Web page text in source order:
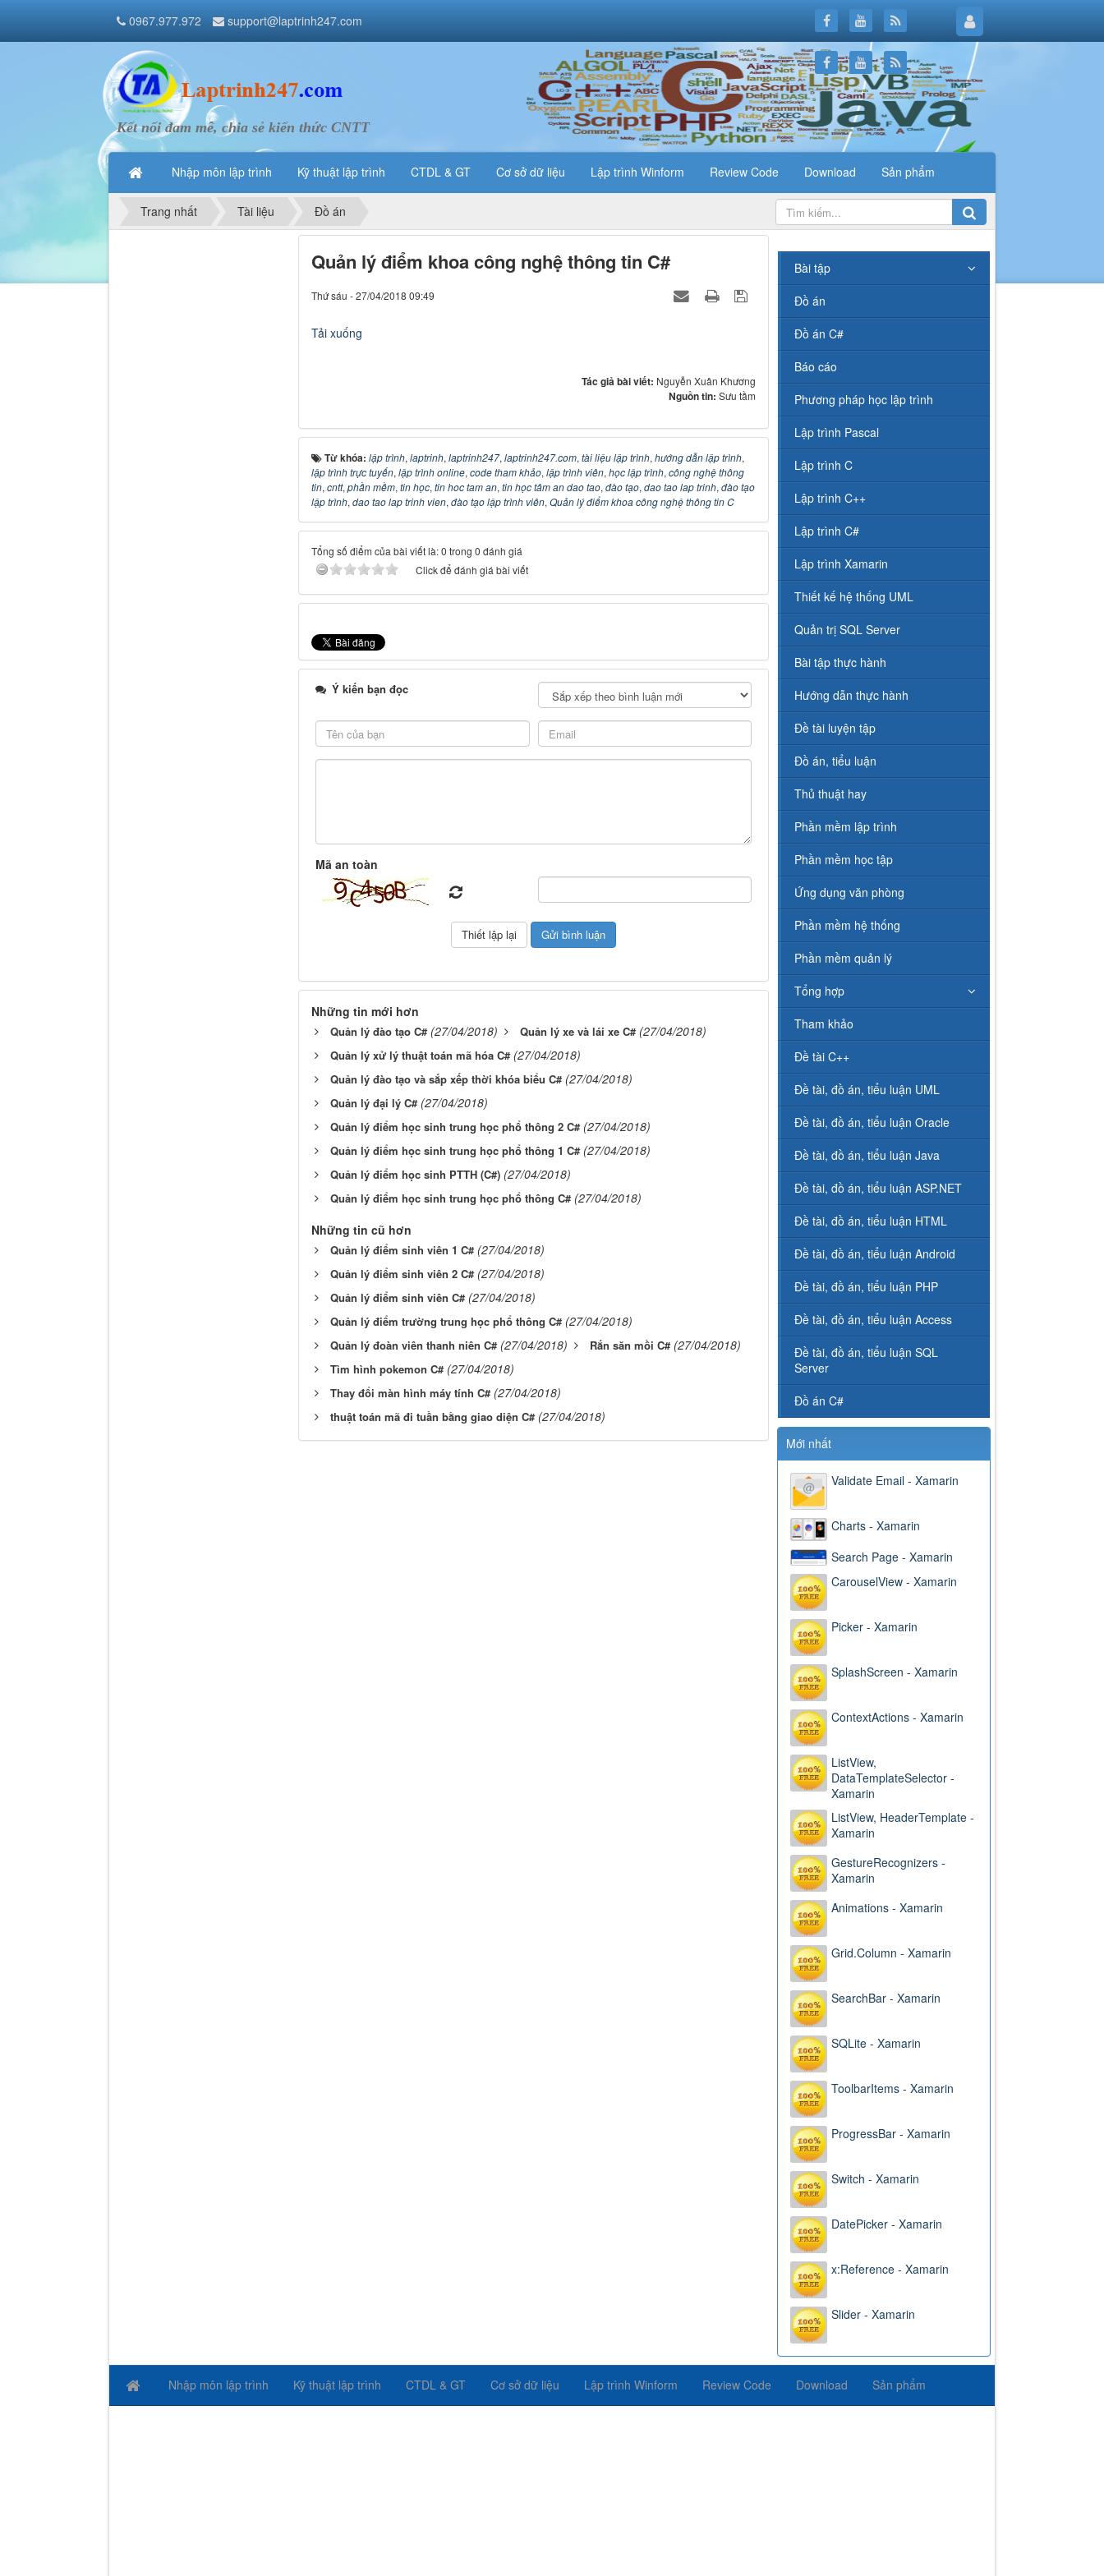
Kết nối đam mê, chia sẻ kiến thức CNTT
Nhập môn lập trình Kỹ thuật lập trình CTDL & GT Cơ sở dữ liệu Lập trình Winform Review Code Download Sản phẩm
0967.977.972 support@laptrinh247.com
Trang nhất Tài liệu Đồ án
Quản lý điểm khoa công nghệ thông tin C#
Thứ sáu - 27/04/2018 09:49
Tải xuống
Tác giả bài viết: Nguyễn Xuân Khương
Nguồn tin:Sưu tầm
Từ khóa: lập trình, laptrinh, laptrinh247, laptrinh247.com, tài liệu lập trình, hướng dẫn lập trình,
lập trình trực tuyến, lập trình online, code tham khảo, lập trình viên, học lập trình, công nghệ thông
tin, cntt, phần mềm, tin học, tin hoc tam an, tin học tâm an dao tao, đào tạo, dao tao lap trinh, đào tạo
lập trình, dao tao lap trinh vien, đào tạo lập trình viên, Quản lý điểm khoa công nghệ thông tin C
Tổng số điểm của bài viết là: 0 trong 0 đánh giá
Click để đánh giá bài viết
Ý kiến bạn đọc
Mã an toàn
Những tin mới hơn
Quản lý đào tạo C# (27/04/2018) Quản lý xe và lái xe C# (27/04/2018)
Quản lý xử lý thuật toán mã hóa C# (27/04/2018)
Quản lý đào tạo và sắp xếp thời khóa biểu C# (27/04/2018)
Quản lý đại lý C# (27/04/2018)
Quản lý điểm học sinh trung học phổ thông 2 C# (27/04/2018)
Quản lý điểm học sinh trung học phổ thông 1 C# (27/04/2018)
Quản lý điểm học sinh PTTH (C#) (27/04/2018)
Quản lý điểm học sinh trung học phổ thông C# (27/04/2018)
Những tin cũ hơn
Quản lý điểm sinh viên 1 C# (27/04/2018)
Quản lý điểm sinh viên 2 C# (27/04/2018)
Quản lý điểm sinh viên C# (27/04/2018)
Quản lý điểm trường trung học phổ thông C# (27/04/2018)
Quản lý đoàn viên thanh niên C# (27/04/2018) Rắn săn mồi C# (27/04/2018)
Tìm hình pokemon C# (27/04/2018)
Thay đổi màn hình máy tính C# (27/04/2018)
thuật toán mã đi tuần bằng giao diện C# (27/04/2018)
Bài tập
Đồ án
Đồ án C#
Báo cáo
Phương pháp học lập trình
Lập trình Pascal
Lập trình C
Lập trình C++
Lập trình C#
Lập trình Xamarin
Thiết kế hệ thống UML
Quản trị SQL Server
Bài tập thực hành
Hướng dẫn thực hành
Đề tài luyện tập
Đồ án, tiểu luận
Thủ thuật hay
Phần mềm lập trình
Phần mềm học tập
Ứng dụng văn phòng
Phần mềm hệ thống
Phần mềm quản lý
Tổng hợp
Tham khảo
Đề tài C++
Đề tài, đồ án, tiểu luận UML
Đề tài, đồ án, tiểu luận Oracle
Đề tài, đồ án, tiểu luận Java
Đề tài, đồ án, tiểu luận ASP.NET
Đề tài, đồ án, tiểu luận HTML
Đề tài, đồ án, tiểu luận Android
Đề tài, đồ án, tiểu luận PHP
Đề tài, đồ án, tiểu luận Access
Đề tài, đồ án, tiểu luận SQL
Server
Đồ án C#
Mới nhất
Validate Email - Xamarin
Charts - Xamarin
Search Page - Xamarin
CarouselView - Xamarin
Picker - Xamarin
SplashScreen - Xamarin
ContextActions - Xamarin
ListView,
DataTemplateSelector -
Xamarin
ListView, HeaderTemplate -
Xamarin
GestureRecognizers -
Xamarin
Animations - Xamarin
Grid.Column - Xamarin
SearchBar - Xamarin
SQLite - Xamarin
ToolbarItems - Xamarin
ProgressBar - Xamarin
Switch - Xamarin
DatePicker - Xamarin
x:Reference - Xamarin
Slider - Xamarin
Nhập môn lập trình Kỹ thuật lập trình CTDL & GT Cơ sở dữ liệu Lập trình Winform Review Code Download Sản phẩm